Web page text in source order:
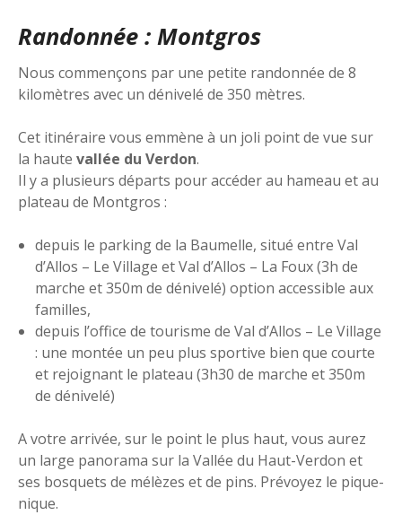
Randonnée : Montgros
Nous commençons par une petite randonnée de 8
kilomètres avec un dénivelé de 350 mètres.
Cet itinéraire vous emmène à un joli point de vue sur
la haute vallée du Verdon.
Il y a plusieurs départs pour accéder au hameau et au
plateau de Montgros :
depuis le parking de la Baumelle, situé entre Val
d’Allos – Le Village et Val d’Allos – La Foux (3h de
marche et 350m de dénivelé) option accessible aux
familles,
depuis l’office de tourisme de Val d’Allos – Le Village
: une montée un peu plus sportive bien que courte
et rejoignant le plateau (3h30 de marche et 350m
de dénivelé)
A votre arrivée, sur le point le plus haut, vous aurez
un large panorama sur la Vallée du Haut-Verdon et
ses bosquets de mélèzes et de pins. Prévoyez le pique-
nique.